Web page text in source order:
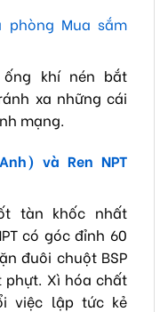
Mua sắm
khí nén bắt
xa những cái
mạng.
và Ren NPT
tàn khốc nhất
có góc đỉnh 60
đuôi chuột BSP
phựt. Xì hóa chất
việc lập tức kẻ